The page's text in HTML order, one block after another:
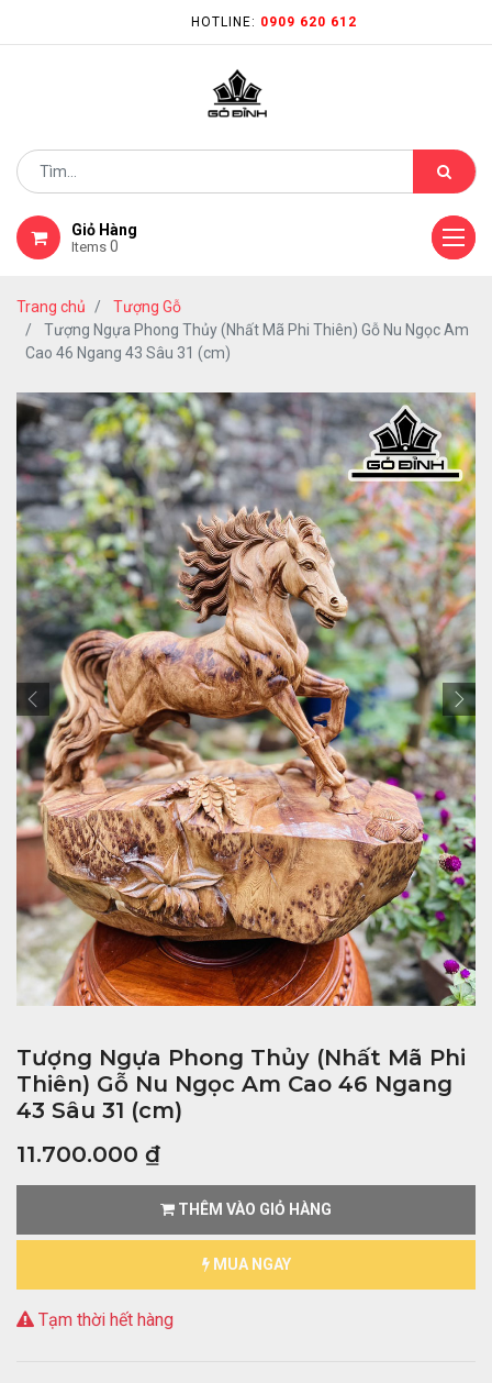
HOTLINE: 0909 620 612
Giỏ Hàng
Items 0
Trang chủ
Tượng Gỗ
Tượng Ngựa Phong Thủy (Nhất Mã Phi Thiên) Gỗ Nu Ngọc Am
Cao 46 Ngang 43 Sâu 31 (cm)
Tượng Ngựa Phong Thủy (Nhất Mã Phi
Thiên) Gỗ Nu Ngọc Am Cao 46 Ngang
43 Sâu 31 (cm)
11.700.000 ₫
THÊM VÀO GIỎ HÀNG
MUA NGAY
Tạm thời hết hàng